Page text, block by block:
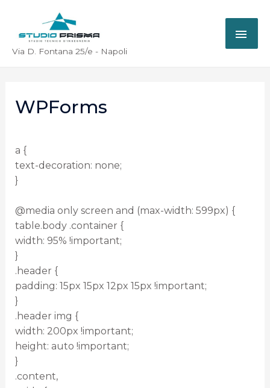
Via D. Fontana 25/e - Napoli
WPForms
a {
text-decoration: none;
}
@media only screen and (max-width: 599px) {
table.body .container {
width: 95% !important;
}
.header {
padding: 15px 15px 12px 15px !important;
}
.header img {
width: 200px !important;
height: auto !important;
}
.content,